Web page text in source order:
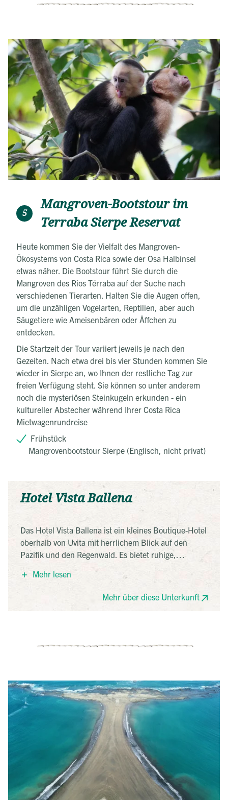
5
Mangroven-Bootstour im
Terraba Sierpe Reservat
Heute kommen Sie der Vielfalt des Mangroven-
Ökosystems von Costa Rica sowie der Osa Halbinsel
etwas näher. Die Bootstour führt Sie durch die
Mangroven des Rios Térraba auf der Suche nach
verschiedenen Tierarten. Halten Sie die Augen offen,
um die unzähligen Vogelarten, Reptilien, aber auch
Säugetiere wie Ameisenbären oder Äffchen zu
entdecken.
Die Startzeit der Tour variiert jeweils je nach den
Gezeiten. Nach etwa drei bis vier Stunden kommen Sie
wieder in Sierpe an, wo Ihnen der restliche Tag zur
freien Verfügung steht. Sie können so unter anderem
noch die mysteriösen Steinkugeln erkunden - ein
kultureller Abstecher während Ihrer Costa Rica
Mietwagenrundreise
Frühstück
Mangrovenbootstour Sierpe (Englisch, nicht privat)
Hotel Vista Ballena
Das Hotel Vista Ballena ist ein kleines Boutique-Hotel
oberhalb von Uvita mit herrlichem Blick auf den
Pazifik und den Regenwald. Es bietet ruhige,
naturnahe Erholung, einen Infinity-Pool, Restaurant
und komfortable Zimmer, oft mit Meerblick. Durch
sich ideal für Naturerlebnisse wie
Mehr lesen
Mehr über diese Unterkunft